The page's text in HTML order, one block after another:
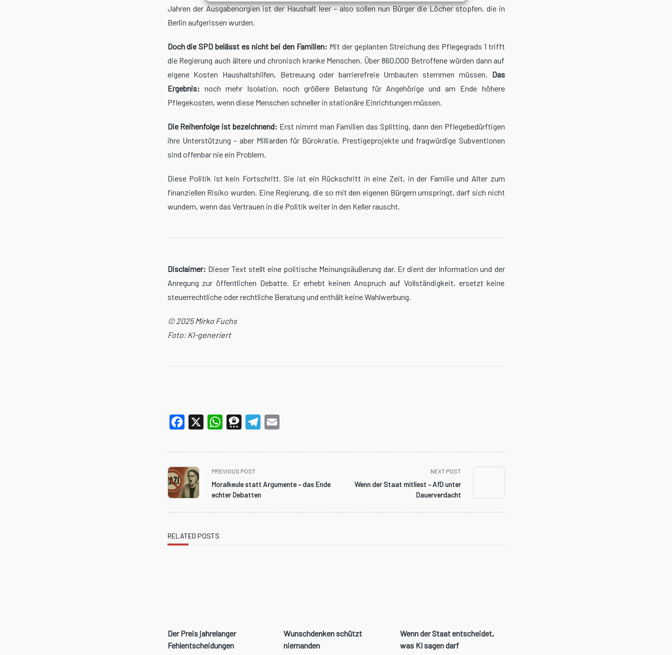
Jahren der Ausgabenorgien ist der Haushalt leer – also sollen nun Bürger die Löcher stopfen, die in
Berlin aufgerissen wurden.
Doch die SPD belässt es nicht bei den Familien: Mit der geplanten Streichung des Pflegegrads 1 trifft
die Regierung auch ältere und chronisch kranke Menschen. Über 860.000 Betroffene würden dann auf
eigene Kosten Haushaltshilfen, Betreuung oder barrierefreie Umbauten stemmen müssen. Das
Ergebnis: noch mehr Isolation, noch größere Belastung für Angehörige und am Ende höhere
Pflegekosten, wenn diese Menschen schneller in stationäre Einrichtungen müssen.
Die Reihenfolge ist bezeichnend: Erst nimmt man Familien das Splitting, dann den Pflegebedürftigen
ihre Unterstützung – aber Milliarden für Bürokratie, Prestigeprojekte und fragwürdige Subventionen
sind offenbar nie ein Problem.
Diese Politik ist kein Fortschritt. Sie ist ein Rückschritt in eine Zeit, in der Familie und Alter zum
finanziellen Risiko wurden. Eine Regierung, die so mit den eigenen Bürgern umspringt, darf sich nicht
wundern, wenn das Vertrauen in die Politik weiter in den Keller rauscht.
Disclaimer: Dieser Text stellt eine politische Meinungsäußerung dar. Er dient der Information und der
Anregung zur öffentlichen Debatte. Er erhebt keinen Anspruch auf Vollständigkeit, ersetzt keine
steuerrechtliche oder rechtliche Beratung und enthält keine Wahlwerbung.
© 2025 Mirko Fuchs
Foto: KI-generiert
Facebook WhatsAppThreemaTelegram
<span
class="nav-
subtitle
PREVIOUS POST
Moralkeule statt Argumente – das Ende
echter Debatten
NEXT POST
Wenn der Staat mitliest – AfD unter
Dauerverdacht
RELATED POSTS
Der Preis jahrelanger
Fehlentscheidungen
Wunschdenken schützt
niemanden
Wenn der Staat entscheidet,
was KI sagen darf